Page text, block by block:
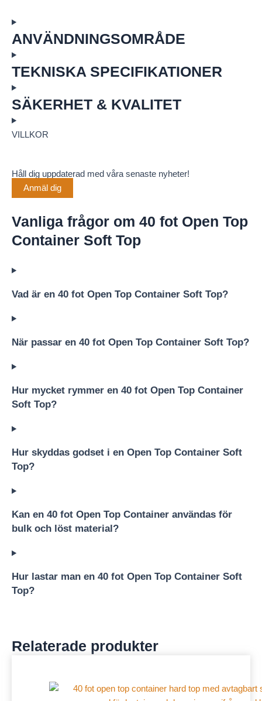
ANVÄNDNINGSOMRÅDE
TEKNISKA SPECIFIKATIONER
SÄKERHET & KVALITET
VILLKOR
Håll dig uppdaterad med våra senaste nyheter!
Anmäl dig
Vanliga frågor om 40 fot Open Top
Container Soft Top
Vad är en 40 fot Open Top Container Soft Top?
När passar en 40 fot Open Top Container Soft Top?
Hur mycket rymmer en 40 fot Open Top Container
Soft Top?
Hur skyddas godset i en Open Top Container Soft
Top?
Kan en 40 fot Open Top Container användas för
bulk och löst material?
Hur lastar man en 40 fot Open Top Container Soft
Top?
Relaterade produkter